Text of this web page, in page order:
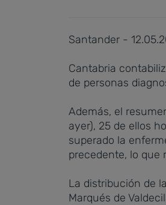
Santander -
Cantabria
de personas
Además, el
ayer), 25 de ellos
superado la
precedente, lo que
La distribución de
Marqués de